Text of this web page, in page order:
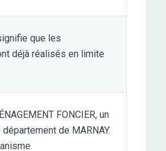
que les
déjà réalisés en limite
FONCIER, un
de MARNAY.